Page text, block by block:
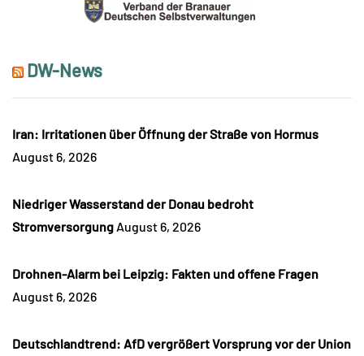
DW-News
Iran: Irritationen über Öffnung der Straße von Hormus
August 6, 2026
Niedriger Wasserstand der Donau bedroht
Stromversorgung August 6, 2026
Drohnen-Alarm bei Leipzig: Fakten und offene Fragen
August 6, 2026
Deutschlandtrend: AfD vergrößert Vorsprung vor der Union